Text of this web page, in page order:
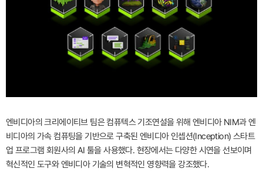
엔비디아의 크리에이티브 팀은 컴퓨텍스 기조연설을 위해 엔비디아 NIM과 엔
비디아의 가속 컴퓨팅을 기반으로 구축된 엔비디아 인셉션(Inception) 스타트
업 프로그램 회원사의 AI 툴을 사용했다. 현장에서는 다양한 시연을 선보이며
혁신적인 도구와 엔비디아 기술의 변혁적인 영향력을 강조했다.